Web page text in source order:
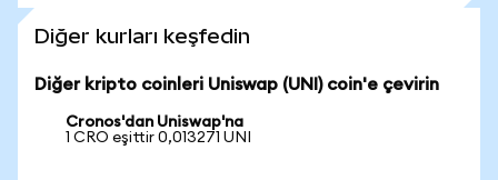
Diğer kurları keşfedin
Diğer kripto coinleri Uniswap (UNI) coin'e çevirin
Cronos'dan Uniswap'na
1 CRO eşittir 0,013271 UNI